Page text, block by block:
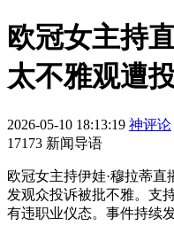
欧冠女主持
太不雅观遭
2026-05-10 18:13:19 神评论
17173 新闻导语
欧冠女主持伊娃·穆拉蒂直
发观众投诉被批不雅。支
有违职业仪态。事件持续